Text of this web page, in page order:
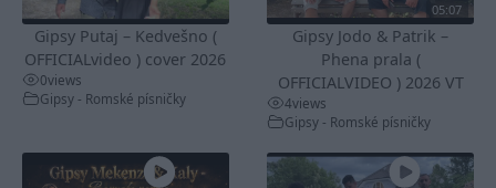
Gipsy Putaj – Kedvešno (
OFFICIALvideo ) cover 2026
0views
Gipsy - Romské písničky
05:07
Gipsy Jodo & Patrik –
Phena prala (
OFFICIALVIDEO ) 2026 VT
4views
Gipsy - Romské písničky